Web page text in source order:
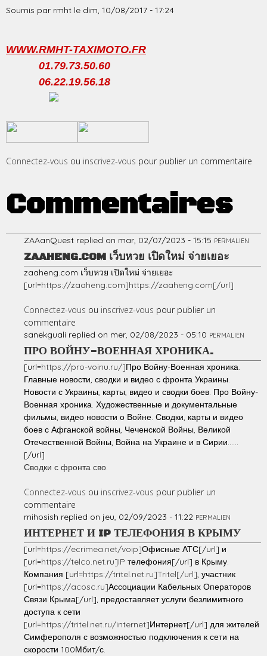
Soumis par rmht le dim, 10/08/2017 - 17:24
WWW.RMHT-TAXIMOTO.FR
01.79.73.50.60
06.22.19.56.18
Connectez-vous ou inscrivez-vous pour publier un commentaire
Commentaires
ZAAanQuest replied on mar, 02/07/2023 - 15:15 PERMALIEN
ZAAHENG.COM เว็บหวย เปิดใหม่ จ่ายเยอะ
zaaheng.com เว็บหวย เปิดใหม่ จ่ายเยอะ
[url=https://zaaheng.com]https://zaaheng.com[/url]
Connectez-vous ou inscrivez-vous pour publier un
commentaire
sanekguali replied on mer, 02/08/2023 - 05:10 PERMALIEN
ПРО ВОЙНУ-ВОЕННАЯ ХРОНИКА.
[url=https://pro-voinu.ru/]Про Войну-Военная хроника.
Главные новости, сводки и видео с фронта Украины.
Новости с Украины, карты, видео и сводки боев. Про Войну-
Военная хроника. Художественные и документальные
фильмы, видео новости о Войне. Сводки, карты и видео
боев с Афганской войны, Чеченской Войны, Великой
Отечественной Войны, Война на Украине и в Сирии......
[/url]
Сводки с фронта сво.
Connectez-vous ou inscrivez-vous pour publier un
commentaire
mihosish replied on jeu, 02/09/2023 - 11:22 PERMALIEN
ИНТЕРНЕТ И IP ТЕЛЕФОНИЯ В КРЫМУ
[url=https://ecrimea.net/voip]Офисные АТС[/url] и
[url=https://telco.net.ru]IP телефония[/url] в Крыму.
Компания [url=https://tritel.net.ru]Tritel[/url], участник
[url=https://acosc.ru]Ассоциации Кабельных Операторов
Связи Крыма[/url], предоставляет услуги безлимитного
доступа к сети
[url=https://tritel.net.ru/internet]Интернет[/url] для жителей
Симферополя с возможностью подключения к сети на
скорости 100Мбит/с.